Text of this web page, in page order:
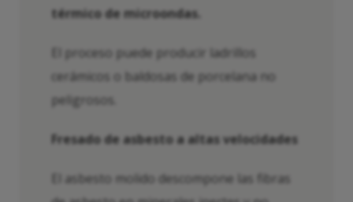
térmico de microondas.
El proceso puede producir ladrillos
cerámicos o baldosas de porcelana no
peligrosos.
Fresado de asbesto a altas velocidades
El asbesto molido descompone las fibras